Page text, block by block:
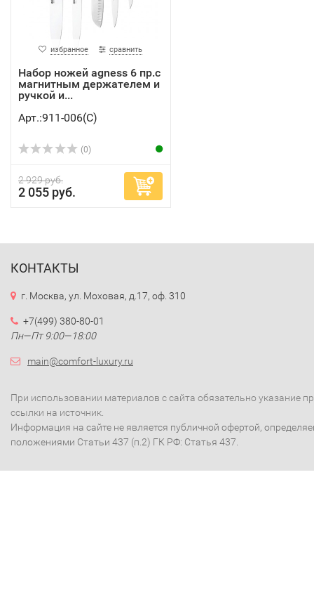
избранное сравнить
Набор ножей agness 6 пр.с
магнитным держателем и
ручкой и...
Арт.:911-006(C)
(0)
2 929 руб.
2 055 руб.
КОНТАКТЫ
г. Москва, ул. Моховая, д.17, оф. 310
+7(499) 380-80-01
Пн—Пт 9:00—18:00
main@comfort-luxury.ru
При использовании материалов с сайта обязательно указание
ссылки на источник.
Информация на сайте не является публичной офертой,
положениями Статьи 437 (п.2) ГК РФ: Статья 437.